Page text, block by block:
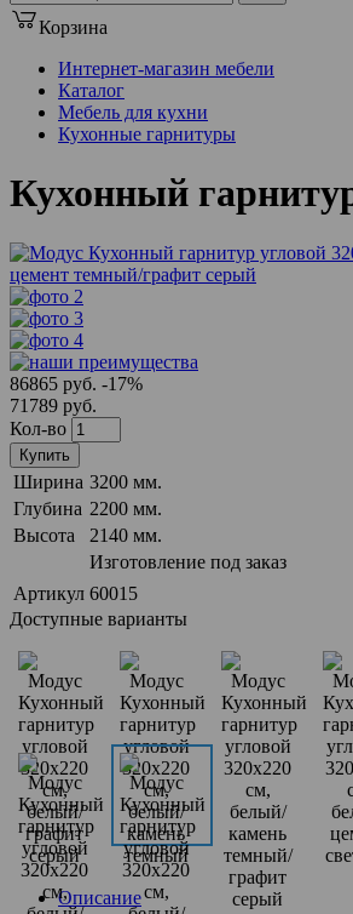
Корзина
Интернет-магазин мебели
Каталог
Мебель для кухни
Кухонные гарнитуры
Кухонный
86865 руб. -17%
71789 руб.
Кол-во
Купить
Ширина 3200 мм.
Глубина 2200 мм.
Высота
2140 мм.
Изготовление под заказ
Артикул 60015
Доступные варианты
Описание